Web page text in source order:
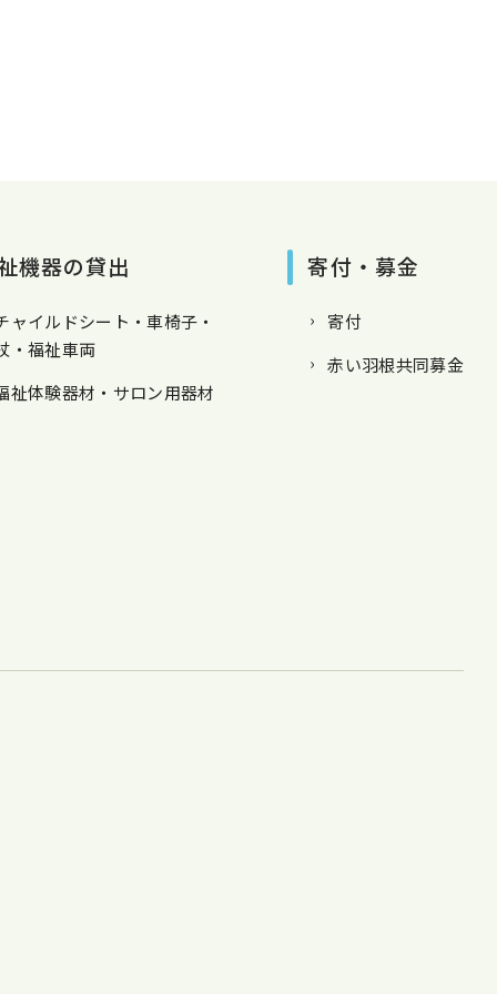
機器の貸出
ャイルドシート・車椅子・
・福祉車両
祉体験器材・サロン用器材
寄付・募金
寄付
赤い羽根共同募金